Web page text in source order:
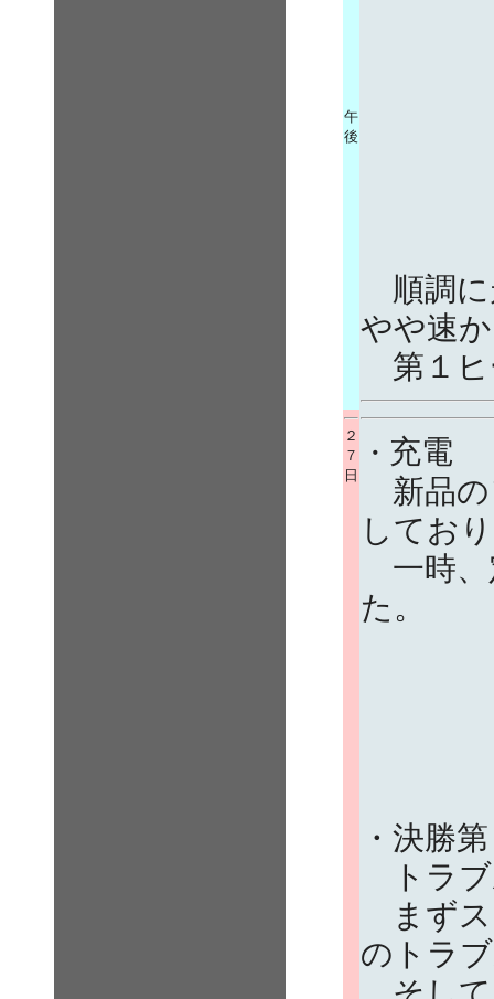
午
後
順調に
やや速
第１ヒ
２
７
日
・ 充電
新品の
してお
一時、
た。
・決勝
トラブ
まずス
のトラ